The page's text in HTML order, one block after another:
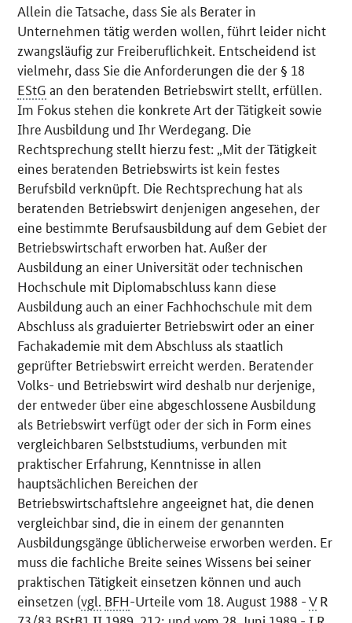
Allein die Tatsache, dass Sie als Berater in
Unternehmen tätig werden wollen, führt leider nicht
zwangsläufig zur Freiberuflichkeit. Entscheidend ist
vielmehr, dass Sie die Anforderungen die der § 18
EStG an den beratenden Betriebswirt stellt, erfüllen.
Im Fokus stehen die konkrete Art der Tätigkeit sowie
Ihre Ausbildung und Ihr Werdegang. Die
Rechtsprechung stellt hierzu fest: „Mit der Tätigkeit
eines beratenden Betriebswirts ist kein festes
Berufsbild verknüpft. Die Rechtsprechung hat als
beratenden Betriebswirt denjenigen angesehen, der
eine bestimmte Berufsausbildung auf dem Gebiet der
Betriebswirtschaft erworben hat. Außer der
Ausbildung an einer Universität oder technischen
Hochschule mit Diplomabschluss kann diese
Ausbildung auch an einer Fachhochschule mit dem
Abschluss als graduierter Betriebswirt oder an einer
Fachakademie mit dem Abschluss als staatlich
geprüfter Betriebswirt erreicht werden. Beratender
Volks- und Betriebswirt wird deshalb nur derjenige,
der entweder über eine abgeschlossene Ausbildung
als Betriebswirt verfügt oder der sich in Form eines
vergleichbaren Selbststudiums, verbunden mit
praktischer Erfahrung, Kenntnisse in allen
hauptsächlichen Bereichen der
Betriebswirtschaftslehre angeeignet hat, die denen
vergleichbar sind, die in einem der genannten
Ausbildungsgänge üblicherweise erworben werden. Er
muss die fachliche Breite seines Wissens bei seiner
praktischen Tätigkeit einsetzen können und auch
einsetzen (vgl. BFH-Urteile vom 18. August 1988 -VR